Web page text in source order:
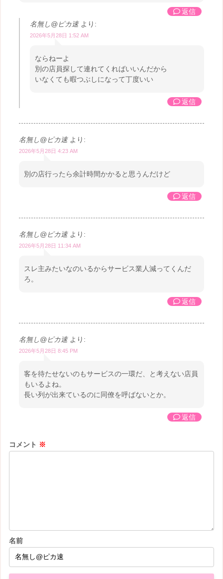
返信
名無し@ピカ速 より:
2026年5月28日 1:52 AM
ならねーよ
別の店員探して連れてくればいいんだから
いなくても暇つぶしになって丁度いい
返信
名無し@ピカ速 より:
2026年5月28日 4:23 AM
別の店行ったら余計時間かかると思うんだけど
返信
名無し@ピカ速 より:
2026年5月28日 11:34 AM
スレ主みたいなのいるからサービス業人減ってくんだ
ろ。
返信
名無し@ピカ速 より:
2026年5月28日 8:45 PM
客を待たせないのもサービスの一環だ、と考えない店員
もいるよね。
長い列が出来ているのに同僚を呼ばないとか。
返信
コメント ※
名前